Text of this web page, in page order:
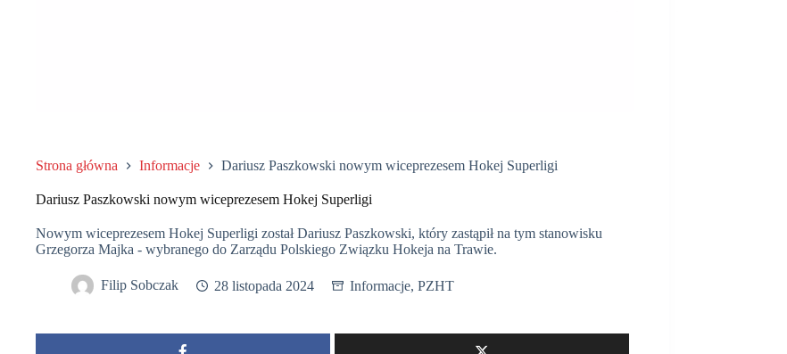
Strona główna Informacje Dariusz Paszkowski nowym wiceprezesem Hokej Superligi
Dariusz Paszkowski nowym wiceprezesem Hokej Superligi
Nowym wiceprezesem Hokej Superligi został Dariusz Paszkowski, który zastąpił na tym stanowisku
Grzegorza Majka - wybranego do Zarządu Polskiego Związku Hokeja na Trawie.
Filip Sobczak 28 listopada 2024 Informacje, PZHT